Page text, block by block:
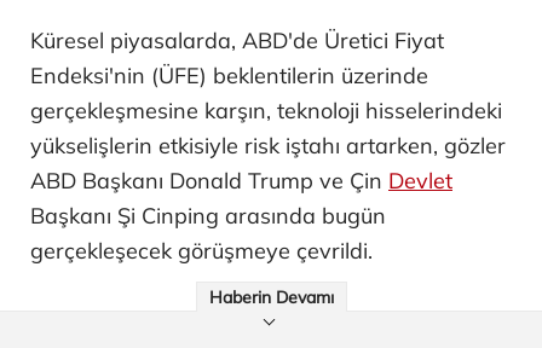
Küresel piyasalarda, ABD'de Üretici Fiyat
Endeksi'nin (ÜFE) beklentilerin üzerinde
gerçekleşmesine karşın, teknoloji hisselerindeki
yükselişlerin etkisiyle risk iştahı artarken, gözler
ABD Başkanı Donald Trump ve Çin Devlet
Başkanı Şi Cinping arasında bugün
gerçekleşecek görüşmeye çevrildi.
Haberin Devamı